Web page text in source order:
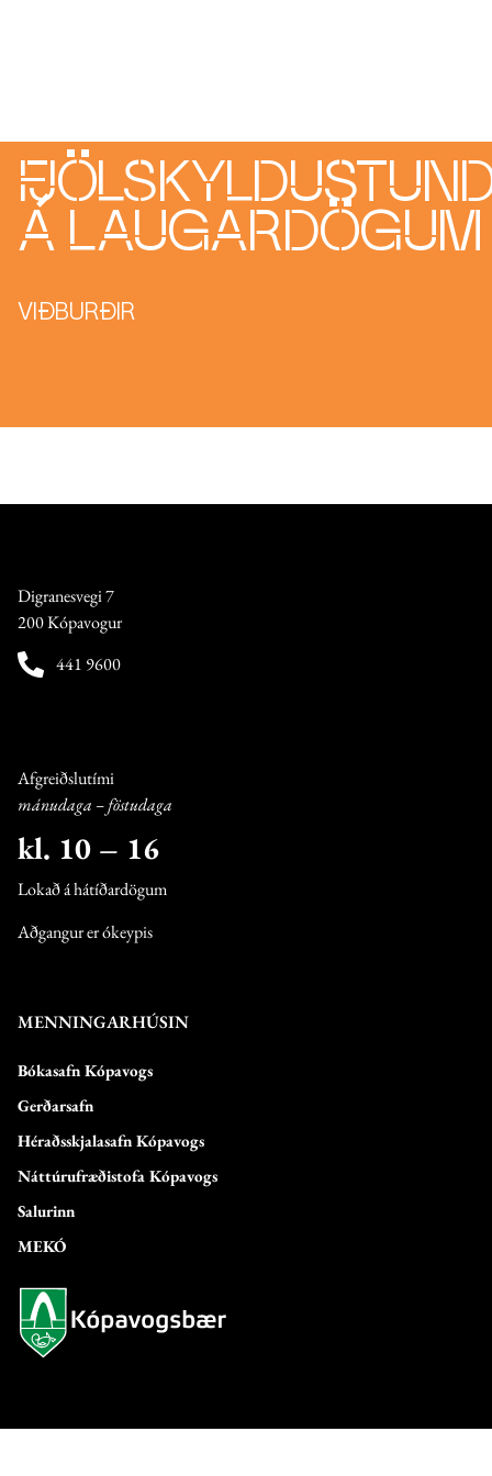
Á LAUGARDÖGUM
VIÐBURÐIR
Digranesvegi 7
200 Kópavogur
441 9600
Afgreiðslutími
mánudaga – föstudaga
kl. 10 – 16
Lokað á hátíðardögum
Aðgangur er ókeypis
MENNINGARHÚSIN
Bókasafn Kópavogs
Gerðarsafn
Héraðsskjalasafn Kópavogs
Náttúrufræðistofa Kópavogs
Salurinn
MEKÓ